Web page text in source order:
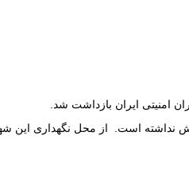
امنیتی ایران بازداشت شد.
نداشته است. از محل نگهداری این